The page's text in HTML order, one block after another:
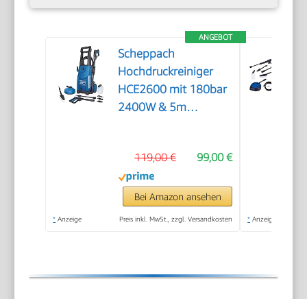
ANGEBOT
Scheppach
Hochdruckreiniger
HCE2600 mit 180bar
2400W & 5m
99,00 €
119,00 €
Bei Amazon ansehen
* Anzeige Preis inkl. MwSt., zzgl. Versandkosten * Anzeige